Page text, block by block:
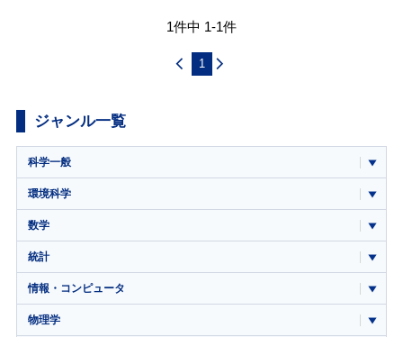
1件中 1-1件
1
ジャンル一覧
科学一般
環境科学
数学
統計
情報・コンピュータ
物理学